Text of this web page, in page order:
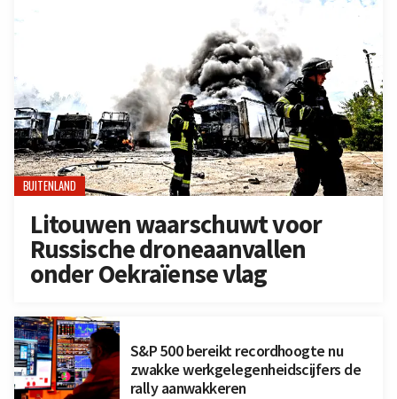
BUITENLAND
Litouwen waarschuwt voor
Russische droneaanvallen
onder Oekraïense vlag
S&P 500 bereikt recordhoogte nu
zwakke werkgelegenheidscijfers de
rally aanwakkeren